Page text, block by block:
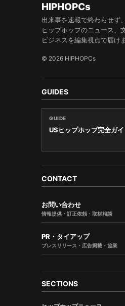
HIPHOPCs
出来事を速報で終わらせず
ヒップホップのニュース、
ビジネスを編集視点で届け
© 2026 HIPHOPCs
GUIDES
GUIDE
USヒップホップ完全ガイ
CONTACT
お問い合わせ
情報提供・訂正依頼・取材相談
PR・タイアップ
プレスリリース・広告掲載・協業
SECTIONS